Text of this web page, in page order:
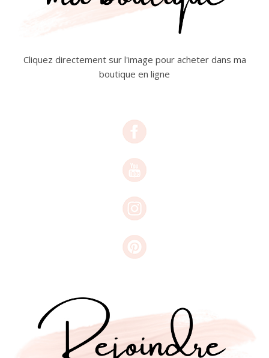
Cliquez directement sur l'image pour acheter dans ma
boutique en ligne